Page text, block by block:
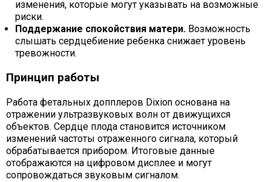
изменения, которые могут указывать на возможные
риски.
Поддержание спокойствия матери. Возможность
слышать сердцебиение ребенка снижает уровень
тревожности.
Принцип работы
Работа фетальных допплеров Dixion основана на
отражении ультразвуковых волн от движущихся
объектов. Сердце плода становится источником
изменений частоты отраженного сигнала, который
обрабатывается прибором. Итоговые данные
отображаются на цифровом дисплее и могут
сопровождаться звуковым сигналом.